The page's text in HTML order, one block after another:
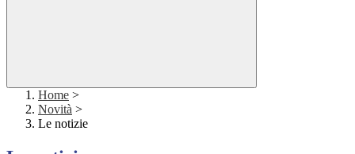
Home >
Novità >
Le notizie